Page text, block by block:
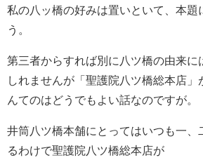
私の八ッ橋の好みは置いといて、本題
う。
第三者からすれば別に八ツ橋の由来に
しれませんが「聖護院八ツ橋総本店」
んてのはどうでもよい話なのですが。
井筒八ツ橋本舗にとってはいつも一、
るわけで聖護院八ツ橋総本店が